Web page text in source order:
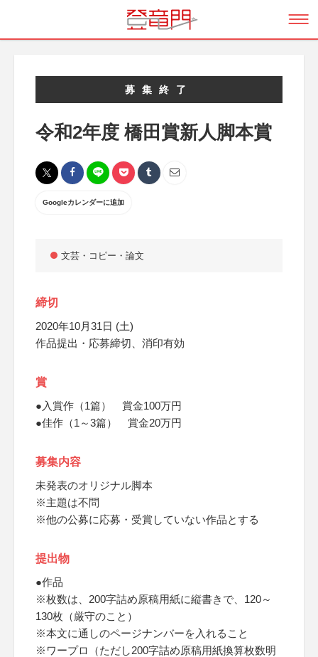
募集終了
令和2年度 橋田賞新人脚本賞
Googleカレンダーに追加
文芸・コピー・論文
締切
2020年10月31日 (土)
作品提出・応募締切、消印有効
賞
●入賞作（1篇） 賞金100万円
●佳作（1～3篇） 賞金20万円
募集内容
未発表のオリジナル脚本
※主題は不問
※他の公募に応募・受賞していない作品とする
提出物
●作品
※枚数は、200字詰め原稿用紙に縦書きで、120～
130枚（厳守のこと）
※本文に通しのページナンバーを入れること
※ワープロ（ただし200字詰め原稿用紙換算枚数明